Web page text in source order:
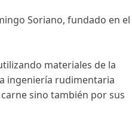
Soriano, fundado en el
materiales de la
ingeniería rudimentaria
sino también por sus